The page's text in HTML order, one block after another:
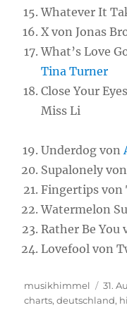
Whatever It
X von Jonas
What’s Love
Tina Turner
Close Your
Miss Li
Underdog von
Supalonely
Fingertips von
Watermelon
Rather Be You
Lovefool von
Autor
musikhimmel
am
31.
charts,deutschland,